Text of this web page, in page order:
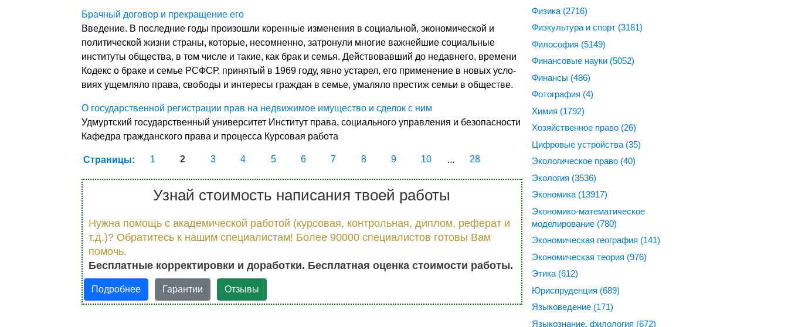
Брачный договор и прекращение его
Введение. В последние годы произошли коренные изменения в социальной, экономиче­ской и
политической жизни страны, которые, несомненно, затро­нули многие важнейшие социальные
институты общества, в том числе и такие, как брак и семья. Действовавший до недавнего, времени
Кодекс о браке и семье РСФСР, принятый в 1969 году, явно устарел, его приме­нение в новых усло­
виях ущемляло права, свободы и интересы гра­ждан в семье, умаляло престиж семьи в обществе.
О государственной регистрации прав на недвижимое имущество и сделок с ним
Удмуртский государственный университет Институт права, социального управления и безопасности
Кафедра гражданского права и процесса Курсовая работа
Страницы: 1 2 3 4 5 6 7 8 9 10 ... 28
Узнай стоимость написания твоей работы
Нужна помощь с академической работой (курсовая, контрольная, диплом, реферат и
т.д.)? Обратитесь к нашим специалистам! Более 90000 специалистов готовы Вам
помочь.
Бесплатные корректировки и доработки. Бесплатная оценка стоимости работы.
Подробнее Гарантии Отзывы
Физика (2716)
Физкультура и спорт (3181)
Философия (5149)
Финансовые науки (5052)
Финансы (486)
Фотография (4)
Химия (1792)
Хозяйственное право (26)
Цифровые устройства (35)
Экологическое право (40)
Экология (3536)
Экономика (13917)
Экономико-математическое
моделирование (780)
Экономическая география (141)
Экономическая теория (976)
Этика (612)
Юриспруденция (689)
Языковедение (171)
Языкознание, филология (672)